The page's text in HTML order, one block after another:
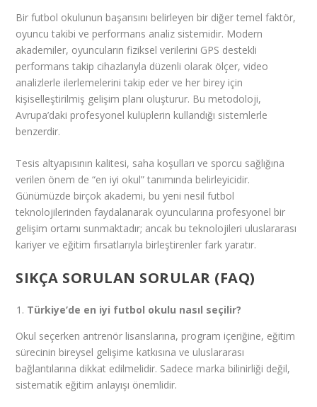
Bir futbol okulunun başarısını belirleyen bir diğer temel faktör,
oyuncu takibi ve performans analiz sistemidir. Modern
akademiler, oyuncuların fiziksel verilerini GPS destekli
performans takip cihazlarıyla düzenli olarak ölçer, video
analizlerle ilerlemelerini takip eder ve her birey için
kişiselleştirilmiş gelişim planı oluşturur. Bu metodoloji,
Avrupa’daki profesyonel kulüplerin kullandığı sistemlerle
benzerdir.
Tesis altyapısının kalitesi, saha koşulları ve sporcu sağlığına
verilen önem de “en iyi okul” tanımında belirleyicidir.
Günümüzde birçok akademi, bu yeni nesil futbol
teknolojilerinden faydalanarak oyuncularına profesyonel bir
gelişim ortamı sunmaktadır; ancak bu teknolojileri uluslararası
kariyer ve eğitim fırsatlarıyla birleştirenler fark yaratır.
SIKÇA SORULAN SORULAR (FAQ)
Türkiye’de en iyi futbol okulu nasıl seçilir?
Okul seçerken antrenör lisanslarına, program içeriğine, eğitim
sürecinin bireysel gelişime katkısına ve uluslararası
bağlantılarına dikkat edilmelidir. Sadece marka bilinirliği değil,
sistematik eğitim anlayışı önemlidir.